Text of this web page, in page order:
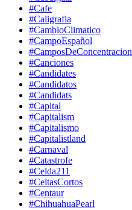
#Cafe
#Caligrafia
#CambioClimatico
#CampoEspañol
#CamposDeConcentracion
#Canciones
#Candidates
#Candidatos
#Candidats
#Capital
#Capitalism
#Capitalismo
#Capitalistland
#Carnaval
#Catastrofe
#Celda211
#CeltasCortos
#Centaur
#ChihuahuaPearl